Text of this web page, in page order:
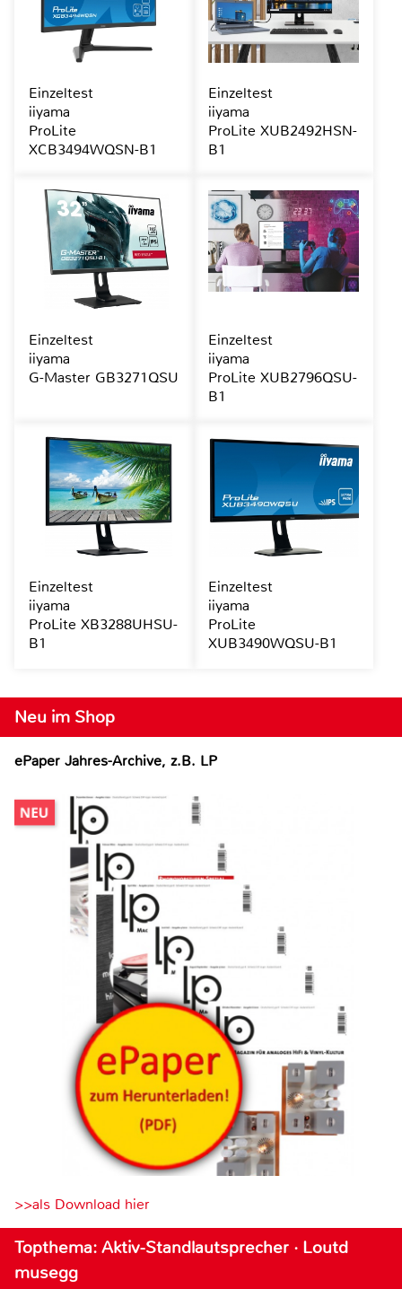
Neu im Shop
ePaper Jahres-Archive, z.B. LP
>>als Download hier
Topthema: Aktiv-Standlautsprecher · Loutd
musegg
Einzeltest
iiyama
ProLite
XCB3494WQSN-B1
Einzeltest
iiyama
ProLite XUB2492HSN-
B1
Einzeltest
iiyama
G-Master GB3271QSU
Einzeltest
iiyama
ProLite XUB2796QSU-
B1
Einzeltest
iiyama
ProLite XB3288UHSU-
B1
Einzeltest
iiyama
ProLite
XUB3490WQSU-B1